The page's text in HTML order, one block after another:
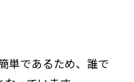
単であるため、誰で